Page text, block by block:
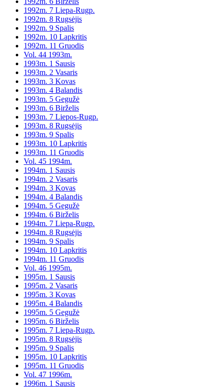
1992m. 7 Liepa-Rugp.
1992m. 8 Rugsėjis
1992m. 9 Spalis
1992m. 10 Lapkritis
1992m. 11 Gruodis
Vol. 44 1993m.
1993m. 1 Sausis
1993m. 2 Vasaris
1993m. 3 Kovas
1993m. 4 Balandis
1993m. 5 Gegužė
1993m. 6 Birželis
1993m. 7 Liepos-Rugp.
1993m. 8 Rugsėjis
1993m. 9 Spalis
1993m. 10 Lapkritis
1993m. 11 Gruodis
Vol. 45 1994m.
1994m. 1 Sausis
1994m. 2 Vasaris
1994m. 3 Kovas
1994m. 4 Balandis
1994m. 5 Gegužė
1994m. 6 Birželis
1994m. 7 Liepa-Rugp.
1994m. 8 Rugsėjis
1994m. 9 Spalis
1994m. 10 Lapkritis
1994m. 11 Gruodis
Vol. 46 1995m.
1995m. 1 Sausis
1995m. 2 Vasaris
1995m. 3 Kovas
1995m. 4 Balandis
1995m. 5 Gegužė
1995m. 6 Birželis
1995m. 7 Liepa-Rugp.
1995m. 8 Rugsėjis
1995m. 9 Spalis
1995m. 10 Lapkritis
1995m. 11 Gruodis
Vol. 47 1996m.
1996m. 1 Sausis